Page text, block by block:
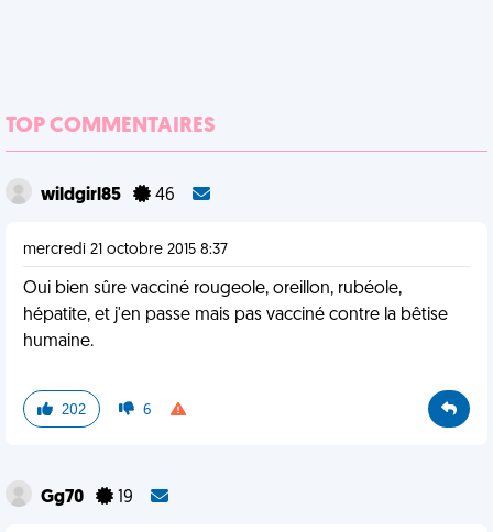
TOP COMMENTAIRES
wildgirl85 46
mercredi 21 octobre 2015 8:37
Oui bien sûre vacciné rougeole, oreillon, rubéole,
hépatite, et j'en passe mais pas vacciné contre la bêtise
humaine.
202 6
Gg70 19